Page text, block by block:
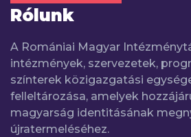
Rólunk
A Romániai Magyar
intézmények, szervezetek,
színterek közigazgatási
felleltározása, amelyek
magyarság identitásának
újratermeléséhez.